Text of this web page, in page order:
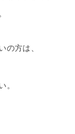
の方は、
。